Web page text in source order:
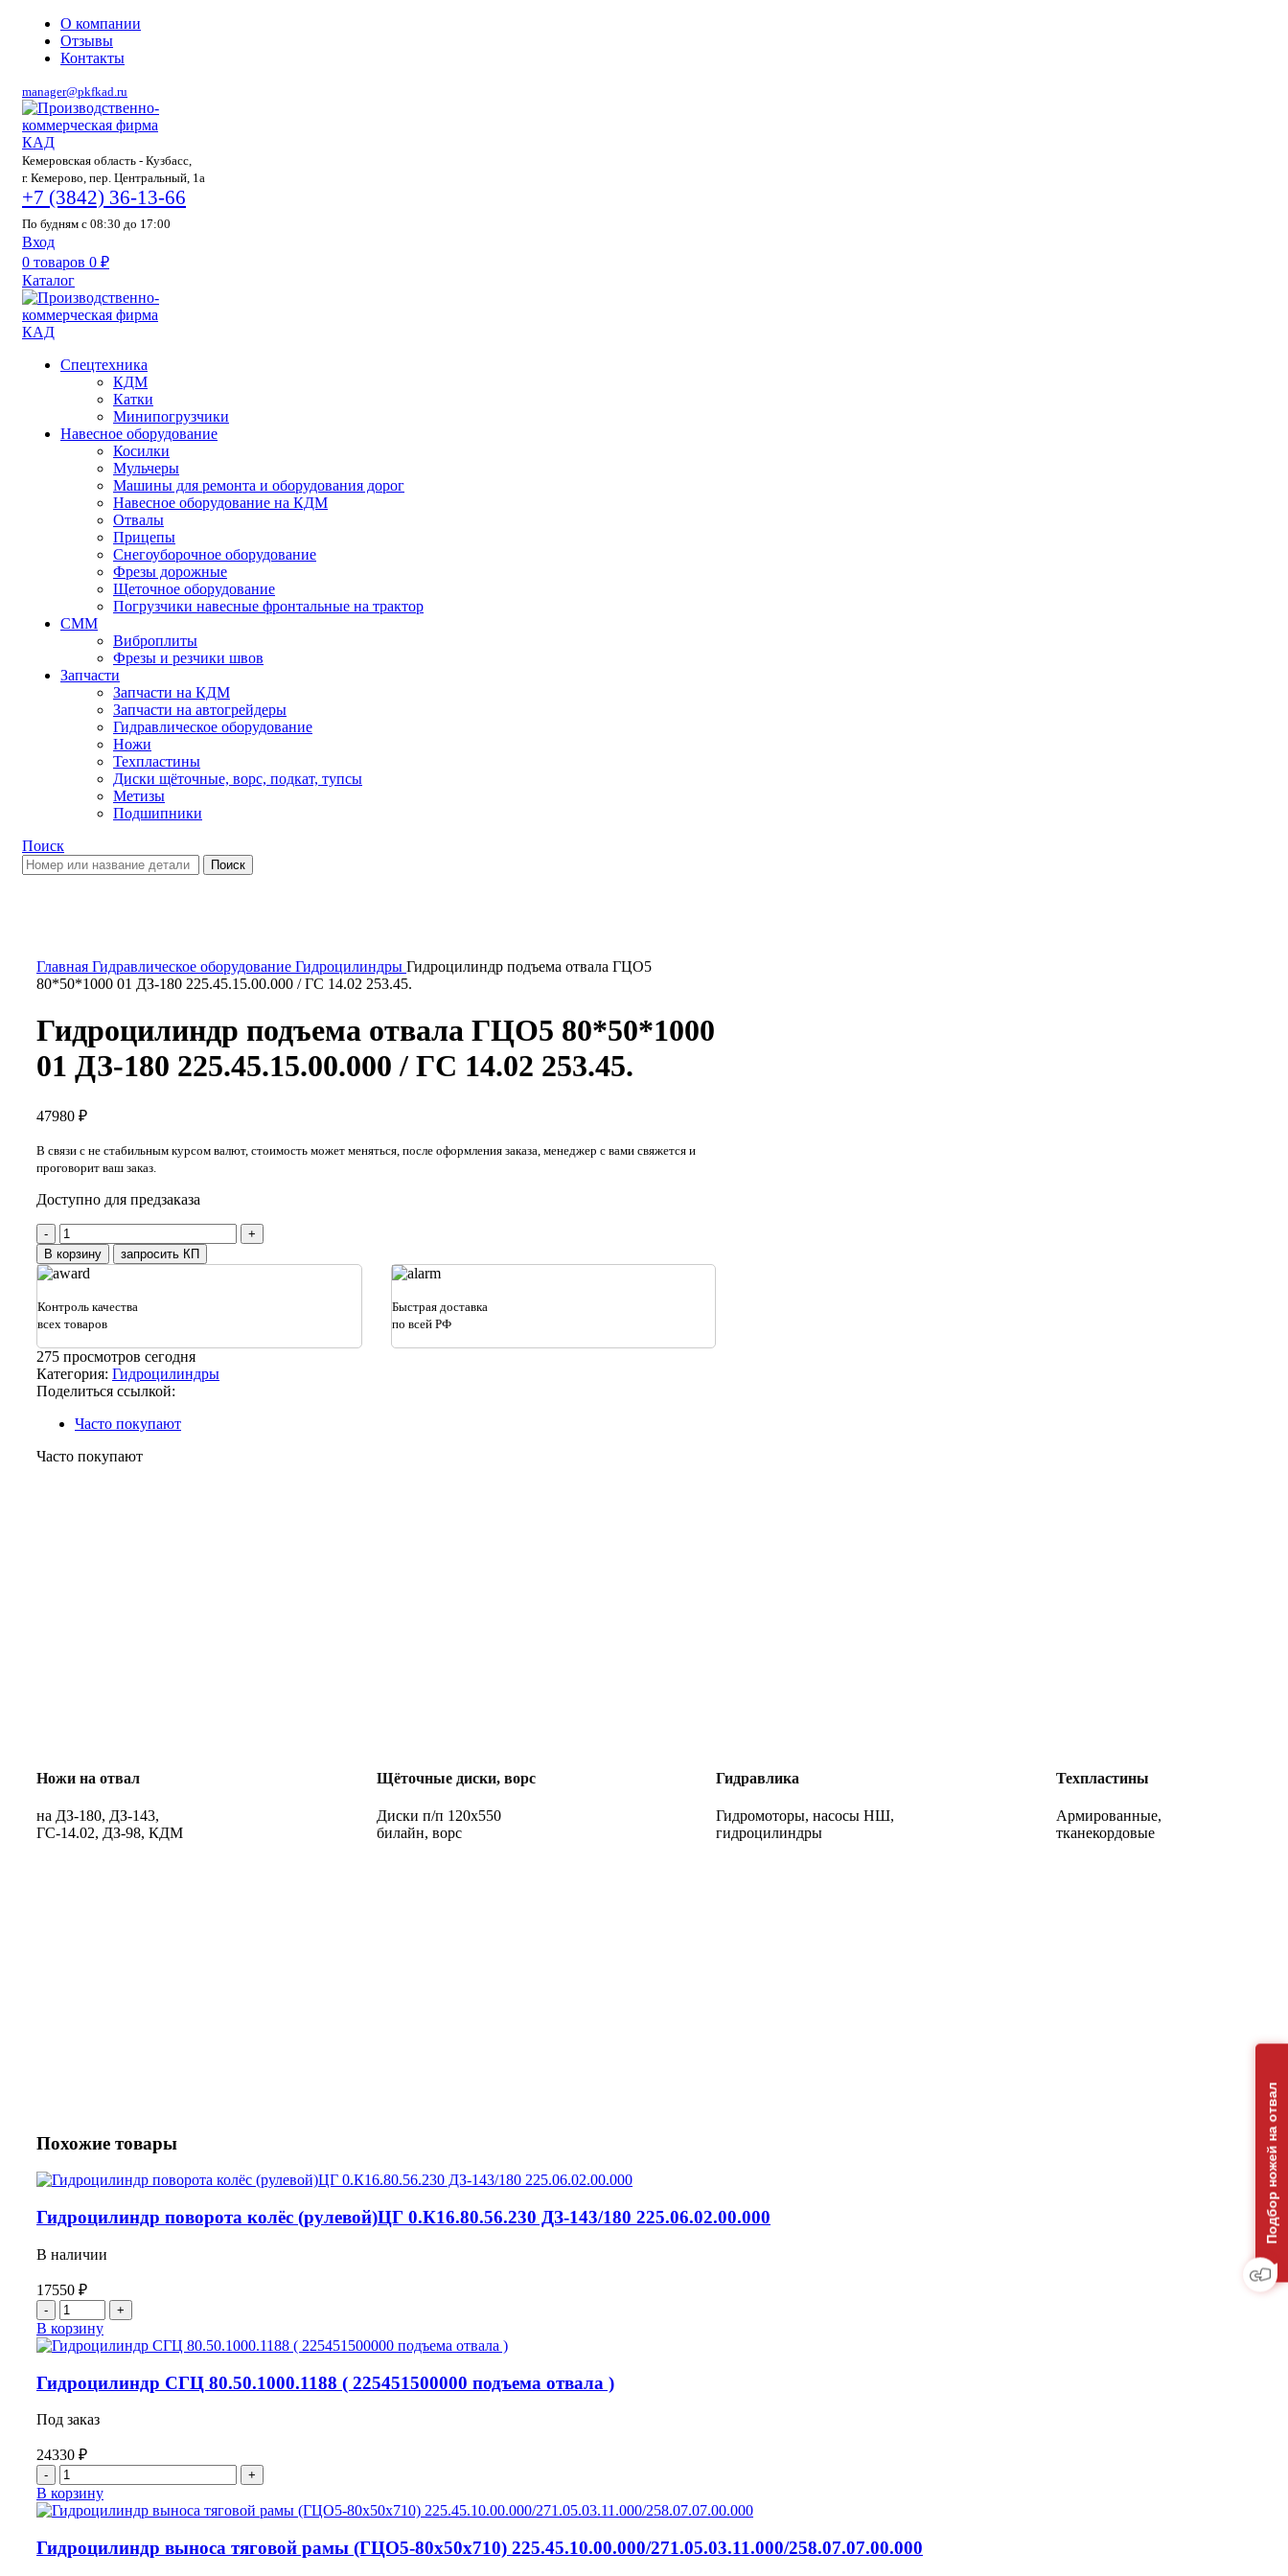
О компании
Отзывы
Контакты
manager@pkfkad.ru
Кемеровская область - Кузбасс,
г. Кемерово, пер. Центральный, 1а
+7 (3842) 36-13-66
По будням с 08:30 до 17:00
Вход
0 товаров 0 ₽
Каталог
Спецтехника
КДМ
Катки
Минипогрузчики
Навесное оборудование
Косилки
Мульчеры
Машины для ремонта и оборудования дорог
Навесное оборудование на КДМ
Отвалы
Прицепы
Снегоуборочное оборудование
Фрезы дорожные
Щеточное оборудование
Погрузчики навесные фронтальные на трактор
СММ
Виброплиты
Фрезы и резчики швов
Запчасти
Запчасти на КДМ
Запчасти на автогрейдеры
Гидравлическое оборудование
Ножи
Техпластины
Диски щёточные, ворс, подкат, тупсы
Метизы
Подшипники
Поиск
Поиск
Главная Гидравлическое оборудование Гидроцилиндры Гидроцилиндр подъема отвала ГЦО5
80*50*1000 01 ДЗ-180 225.45.15.00.000 / ГС 14.02 253.45.
Гидроцилиндр подъема отвала ГЦО5 80*50*1000
01 ДЗ-180 225.45.15.00.000 / ГС 14.02 253.45.
47980 ₽
В связи с не стабильным курсом валют, стоимость может меняться, после оформления заказа, менеджер с вами свяжется и
проговорит ваш заказ.
Доступно для предзаказа
Количество
товара
Гидроцилиндр
подъема
ГЦО5
80*50*1000
01
ДЗ-180
225.45.15.00.000
/
ГС
253.45.
В корзину запросить КП
Контроль качества
всех товаров
Быстрая доставка
по всей РФ
275 просмотров сегодня
Категория: Гидроцилиндры
Поделиться ссылкой:
Часто покупают
Часто покупают
Ножи на отвал
на ДЗ-180, ДЗ-143,
ГС-14.02, ДЗ-98, КДМ
Щёточные диски, ворс
Диски п/п 120х550
билайн, ворс
Гидравлика
Гидромоторы, насосы НШ,
гидроцилиндры
Техпластины
Армированные,
тканекордовые
Похожие товары
Гидроцилиндр поворота колёс (рулевой)ЦГ 0.К16.80.56.230 ДЗ-143/180 225.06.02.00.000
В наличии
17550 ₽
Количество
товара
Гидроцилиндр
поворота
(рулевой)ЦГ
ДЗ-143/180
225.06.02.00.000
В корзину
Гидроцилиндр СГЦ 80.50.1000.1188 ( 225451500000 подъема отвала )
Под заказ
24330 ₽
Количество
товара
Гидроцилиндр
СГЦ
(
В корзину
Гидроцилиндр выноса тяговой рамы (ГЦО5-80х50х710) 225.45.10.00.000/271.05.03.11.000/258.07.07.00.000
Подбор ножей на отвал